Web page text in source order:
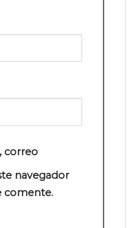
correo
navegador
comente.